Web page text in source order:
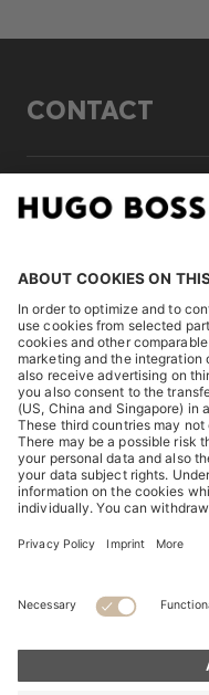
CONTACT
LEGAL
DISCOVER
© 2026